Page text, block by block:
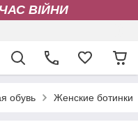
ВІЙНИ
обувь Женские ботинки